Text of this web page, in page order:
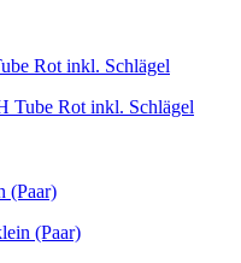
Tube Rot inkl. Schlägel
(Paar)